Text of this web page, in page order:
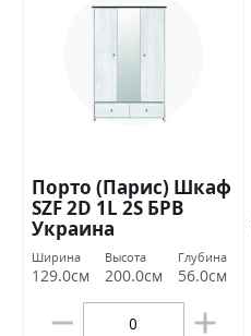
Порто (Парис) Шкаф
SZF 2D 1L 2S БРВ
Украина
Ширина
129.0см
Высота
200.0см
Глубина
56.0см